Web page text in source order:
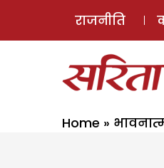
राजनीति
Home »